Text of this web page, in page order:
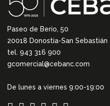
Paseo de Berio, 50
20018 Donostia-San Sebastián
tel. 943 316 900
gcomercial@cebanc.com
De lunes a viernes 9:00-19:00